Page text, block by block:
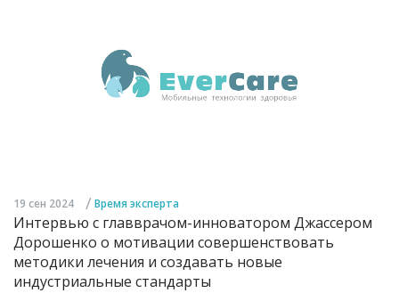
19 сен 2024 / Время эксперта
Интервью с главврачом-инноватором Джассером
Дорошенко о мотивации совершенствовать
методики лечения и создавать новые
индустриальные стандарты